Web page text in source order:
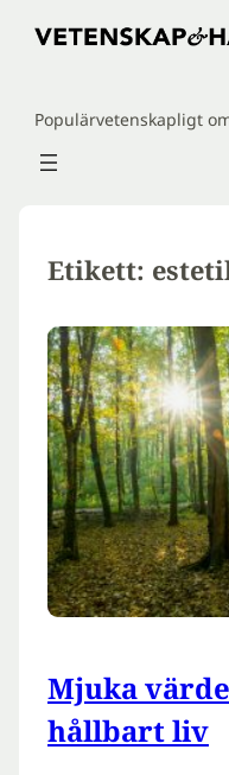
Hoppa
Populärvetenskapligt
Etikett:
Mjuka
hållbart liv